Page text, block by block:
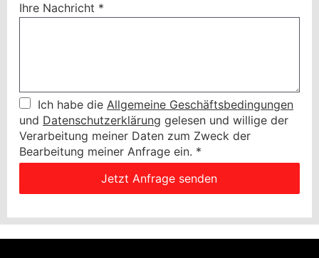
Ihre Nachricht *
Ich habe die Allgemeine Geschäftsbedingungen
und Datenschutzerklärung gelesen und willige der
Verarbeitung meiner Daten zum Zweck der
Bearbeitung meiner Anfrage ein. *
Jetzt Anfrage senden